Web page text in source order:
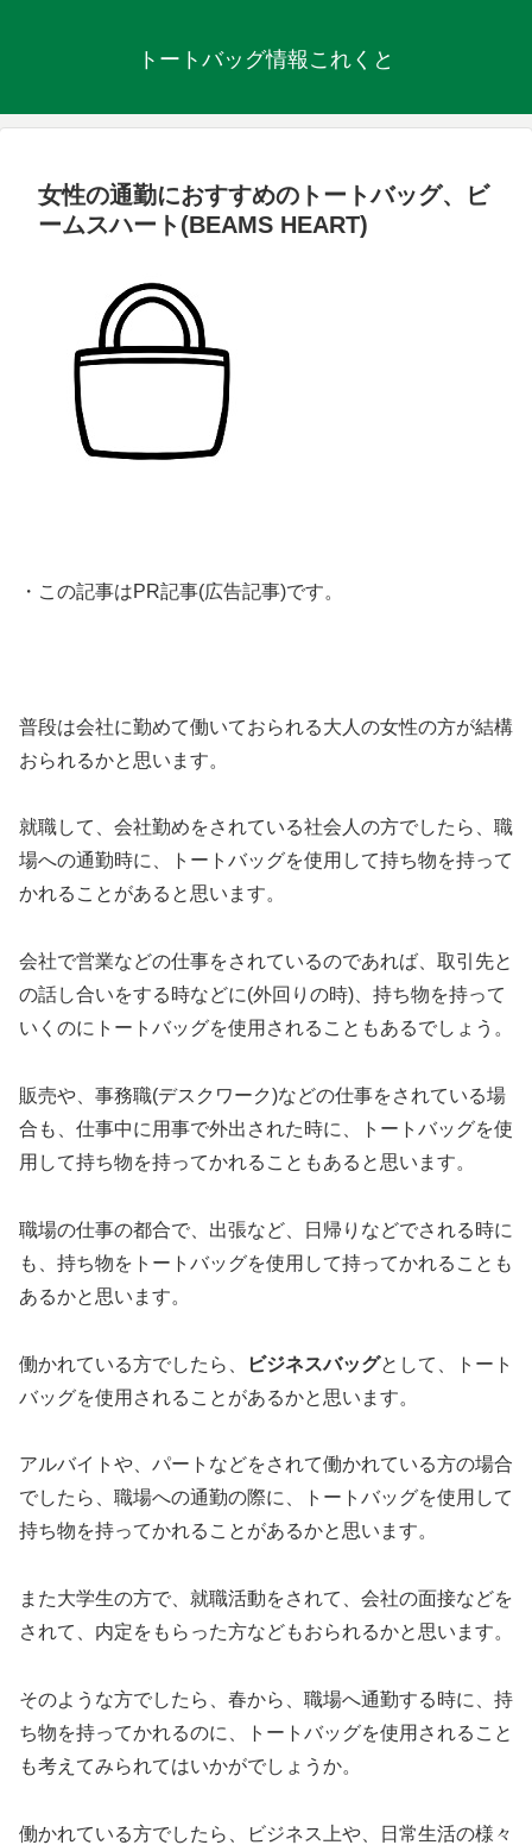
トートバッグ情報これくと
女性の通勤におすすめのトートバッグ、ビ
ームスハート(BEAMS HEART)
・この記事はPR記事(広告記事)です。
普段は会社に勤めて働いておられる大人の女性の方が結構
おられるかと思います。
就職して、会社勤めをされている社会人の方でしたら、職
場への通勤時に、トートバッグを使用して持ち物を持って
かれることがあると思います。
会社で営業などの仕事をされているのであれば、取引先と
の話し合いをする時などに(外回りの時)、持ち物を持って
いくのにトートバッグを使用されることもあるでしょう。
販売や、事務職(デスクワーク)などの仕事をされている場
合も、仕事中に用事で外出された時に、トートバッグを使
用して持ち物を持ってかれることもあると思います。
職場の仕事の都合で、出張など、日帰りなどでされる時に
も、持ち物をトートバッグを使用して持ってかれることも
あるかと思います。
働かれている方でしたら、 ビジネスバッグとして、トート
バッグを使用されることがあるかと思います。
アルバイトや、パートなどをされて働かれている方の場合
でしたら、職場への通勤の際に、トートバッグを使用して
持ち物を持ってかれることがあるかと思います。
また大学生の方で、就職活動をされて、会社の面接などを
されて、内定をもらった方などもおられるかと思います。
そのような方でしたら、春から、職場へ通勤する時に、持
ち物を持ってかれるのに、トートバッグを使用されること
も考えてみられてはいかがでしょうか。
働かれている方でしたら、ビジネス上や、日常生活の様々